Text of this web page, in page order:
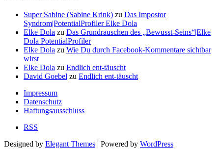
Super Sabine (Sabine Krink) zu Das Impostor
Syndrom|PotentialProfiler Elke Dola
Elke Dola zu Das Grundrauschen des „Bewusst-Seins“|Elke
Dola PotentialProfiler
Elke Dola zu Wie Du durch Facebook-Kommentare sichtbar
wirst
Elke Dola zu Endlich ent-täuscht
David Goebel zu Endlich ent-täuscht
Impressum
Datenschutz
Haftungsausschluss
RSS
Designed by Elegant Themes | Powered by WordPress